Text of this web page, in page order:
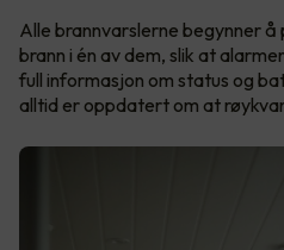
Alle brannvarslerne begynner
brann i én av dem, slik at
full informasjon om status og
alltid er oppdatert om at